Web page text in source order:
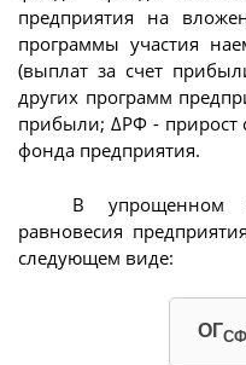
предприятия на
программы участия
(выплат за счет
других программ
прибыли; ΔРФ - прирост
фонда предприятия.
В упрощенном
равновесия
следующем виде:
ОГ